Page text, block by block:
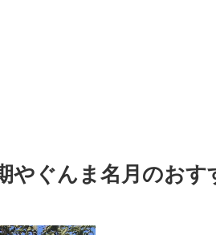
やぐんま名月のおす